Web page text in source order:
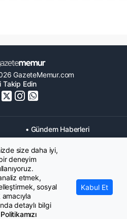
GazeteMemur.com
Takip Edin
• Gündem Haberleri
• KPSS Haberleri
• Eğitim Haberleri
• Maaş Verileri Haberleri
size daha iyi,
deneyim
etmek,
sosyal
detaylı bilgi
Kabul Et